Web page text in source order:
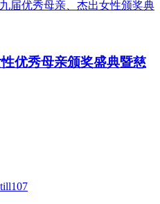
优秀母亲颁奖盛典暨慈